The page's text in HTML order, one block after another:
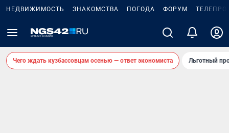
НЕДВИЖИМОСТЬ ЗНАКОМСТВА ПОГОДА ФОРУМ
Чего ждать кузбассовцам осенью — ответ экономиста Льготный